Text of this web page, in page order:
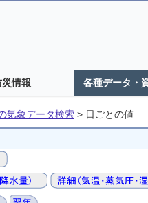
災情報 各種データ・
気象データ検索 > 日ごとの値